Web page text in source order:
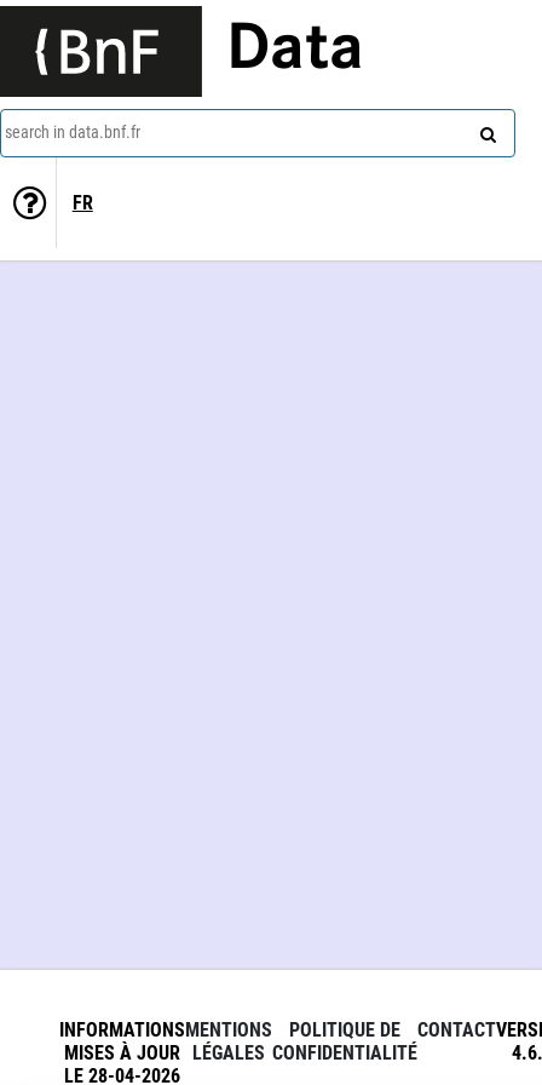
Data
search in data.bnf.fr
FR
INFORMATIONS
MISES À JOUR
LE 28-04-2026
MENTIONS
LÉGALES
POLITIQUE DE
CONFIDENTIALITÉ
CONTACT